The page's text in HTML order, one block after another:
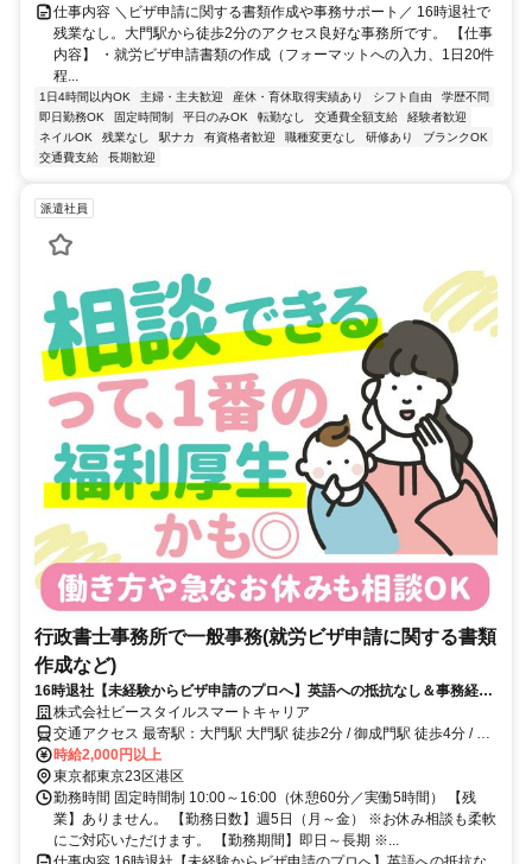
仕事内容 ＼ビザ申請に関する書類作成や事務サポート／ 16時退社で
残業なし。大門駅から徒歩2分のアクセス良好な事務所です。 【仕事
内容】 ・就労ビザ申請書類の作成（フォーマットへの入力、1日20件
程...
1日4時間以内OK 主婦・主夫歓迎 産休・育休取得実績あり シフト自由
学歴不問
即日勤務OK
固定時間制 平日のみOK 転勤なし 交通費全額支給
経験者歓迎
ネイルOK
残業なし 駅ナカ 有資格者歓迎 職種変更なし 研修あり
ブランクOK
交通費支給
長期歓迎
派遣社員
行政書士事務所で一般事務(就労ビザ申請に関する書類
作成など)
16時退社【未経験からビザ申請のプロへ】英語への抵抗なし＆事務経験
があればOK！
株式会社ビースタイルスマートキャリア
交通アクセス 最寄駅：大門駅 大門駅 徒歩2分 / 御成門駅 徒歩4分 / 浜
松町駅 徒歩6分
時給2,000円以上
東京都東京23区港区
勤務時間 固定時間制 10:00～16:00（休憩60分／実働5時間） 【残
業】ありません。 【勤務日数】週5日（月～金） ※お休み相談も柔軟
にご対応いただけます。 【勤務期間】即日～長期 ※...